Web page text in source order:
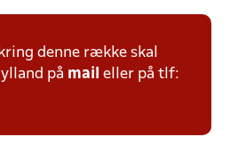
denne række skal
på mail eller på tlf: